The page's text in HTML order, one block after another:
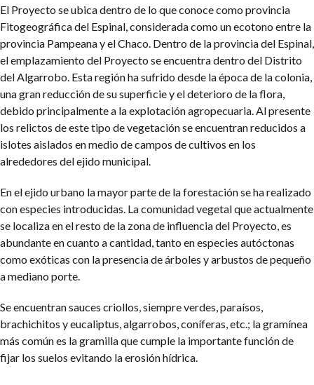
El Proyecto se ubica dentro de lo que conoce como provincia
Fitogeográfica del Espinal, considerada como un ecotono entre la
provincia Pampeana y el Chaco. Dentro de la provincia del Espinal,
el emplazamiento del Proyecto se encuentra dentro del Distrito
del Algarrobo. Esta región ha sufrido desde la época de la colonia,
una gran reducción de su superficie y el deterioro de la flora,
debido principalmente a la explotación agropecuaria. Al presente
los relictos de este tipo de vegetación se encuentran reducidos a
islotes aislados en medio de campos de cultivos en los
alrededores del ejido municipal.
En el ejido urbano la mayor parte de la forestación se ha realizado
con especies introducidas. La comunidad vegetal que actualmente
se localiza en el resto de la zona de influencia del Proyecto, es
abundante en cuanto a cantidad, tanto en especies autóctonas
como exóticas con la presencia de árboles y arbustos de pequeño
a mediano porte.
Se encuentran sauces criollos, siempre verdes, paraísos,
brachichitos y eucaliptus, algarrobos, coníferas, etc.; la gramínea
más común es la gramilla que cumple la importante función de
fijar los suelos evitando la erosión hídrica.